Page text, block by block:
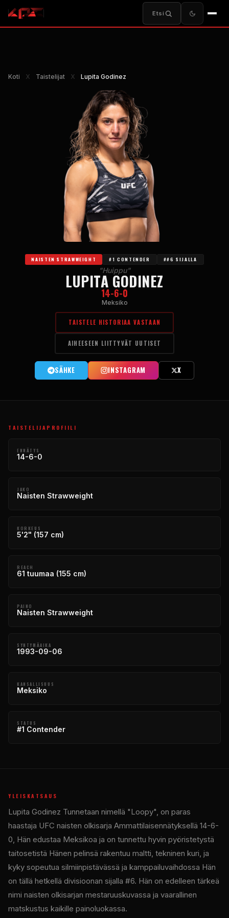
Etsi
Koti Χ Taistelijat Χ Lupita Godinez
NAISTEN STRAWWEIGHT #1 CONTENDER ##6 SIJALLA
"Huippu"
LUPITA GODINEZ
14-6-0
Meksiko
TAISTELE HISTORIAA VASTAAN
AIHEESEEN LIITTYVÄT UUTISET
SÄHKE INSTAGRAM X
TAISTELIJAPROFIILI
ENNÄTYS
14-6-0
JAKO
Naisten Strawweight
KORKEUS
5'2" (157 cm)
REACH
61 tuumaa (155 cm)
PAINO
Naisten Strawweight
SYNTYMÄAIKA
1993-09-06
KANSALLISUUS
Meksiko
STATUS
#1 Contender
YLEISKATSAUS
Lupita Godinez Tunnetaan nimellä "Loopy", on paras
haastaja UFC naisten olkisarja Ammattilaisennätyksellä 14-6-
0, Hän edustaa Meksikoa ja on tunnettu hyvin pyöristetystä
taitosetistä Hänen pelinsä rakentuu maltti, tekninen kuri, ja
kyky sopeutua silmiinpistävässä ja kamppailuvaihdossa Hän
on tällä hetkellä divisioonan sijalla #6. Hän on edelleen tärkeä
nimi naisten olkisarjan mestaruuskuvassa ja vaarallinen
matskustus kaikille painoluokassa.